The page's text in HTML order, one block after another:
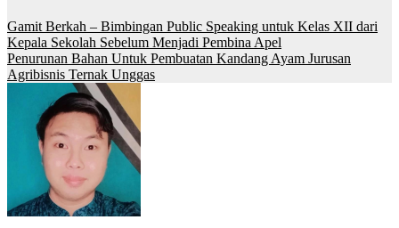
Gamit Berkah – Bimbingan Public Speaking untuk Kelas XII dari
Kepala Sekolah Sebelum Menjadi Pembina Apel
Penurunan Bahan Untuk Pembuatan Kandang Ayam Jurusan
Agribisnis Ternak Unggas